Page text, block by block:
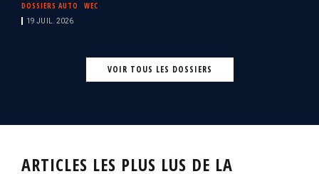
DOSSIERS AUTO WEC
19 JUIL. 2026
VOIR TOUS LES DOSSIERS
ARTICLES LES PLUS LUS DE LA